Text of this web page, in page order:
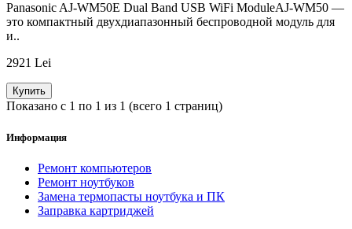
Panasonic AJ-WM50E Dual Band USB WiFi ModuleAJ-WM50 —
это компактный двухдиапазонный беспроводной модуль для
и..
2921 Lei
Купить
Показано с 1 по 1 из 1 (всего 1 страниц)
Информация
Ремонт компьютеров
Ремонт ноутбуков
Замена термопасты ноутбука и ПК
Заправка картриджей